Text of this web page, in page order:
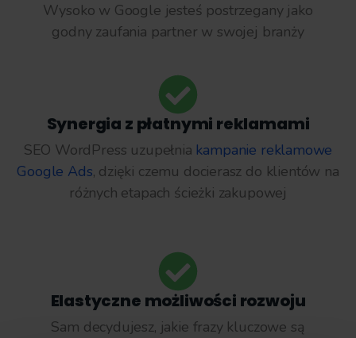
Wysoko w Google jesteś postrzegany jako
godny zaufania partner w swojej branży
Synergia z płatnymi reklamami
SEO WordPress uzupełnia kampanie reklamowe
Google Ads, dzięki czemu docierasz do klientów na
różnych etapach ścieżki zakupowej
Elastyczne możliwości rozwoju
Sam decydujesz, jakie frazy kluczowe są